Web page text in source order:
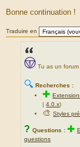
Bonne continuation !
Traduire en
Tu as un
🔍 Recherches :
✚
|4.0.x)
🎨Styles
? Questions : ✚
questions